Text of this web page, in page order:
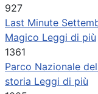
927
Last Minute
Magico Leggi di più
1361
Parco Nazionale
storia Leggi di più